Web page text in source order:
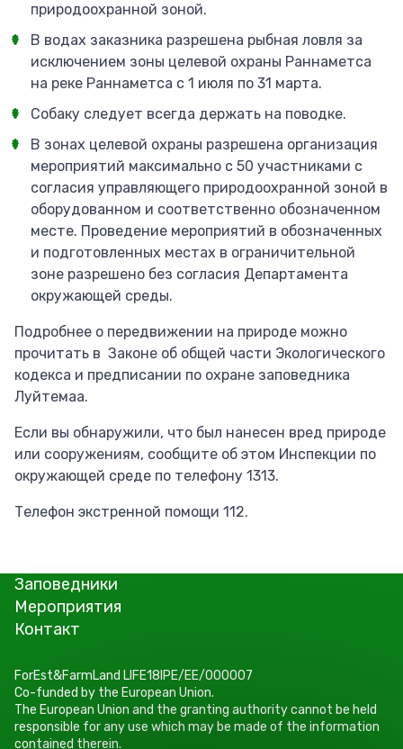
природоохранной зоной.
В водах заказника разрешена рыбная ловля за
исключением зоны целевой охраны Раннаметса
на реке Раннаметса с 1 июля по 31 марта.
Собаку следует всегда держать на поводке.
В зонах целевой охраны разрешена организация
мероприятий максимально с 50 участниками с
согласия управляющего природоохранной зоной в
оборудованном и соответственно обозначенном
месте. Проведение мероприятий в обозначенных
и подготовленных местах в ограничительной
зоне разрешено без согласия Департамента
окружающей среды.
Подробнее о передвижении на природе можно
прочитать в Законе об общей части Экологического
кодекса и предписании по охране заповедника
Луйтемаа.
Если вы обнаружили, что был нанесен вред природе
или сооружениям, сообщите об этом Инспекции по
окружающей среде по телефону 1313.
Телефон экстренной помощи 112.
Заповедники
Мероприятия
Контакт
ForEst&FarmLand LIFE18IPE/EE/000007
Co-funded by the European Union.
The European Union and the granting authority cannot be held
responsible for any use which may be made of the information
contained therein.